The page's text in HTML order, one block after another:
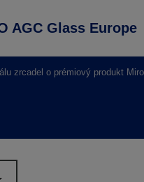
AGC Glass Europe
zrcadel o prémiový produkt